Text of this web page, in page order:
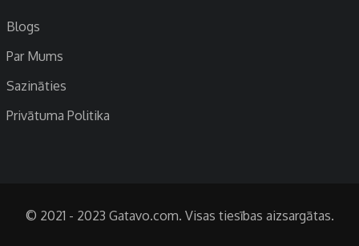
Blogs
Par Mums
Sazināties
Privātuma Politika
© 2021 - 2023 Gatavo.com. Visas tiesības aizsargātas.